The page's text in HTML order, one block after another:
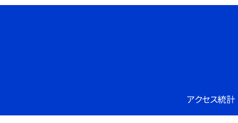
アクセス統計